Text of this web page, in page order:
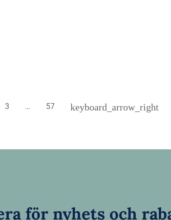
3 … 57 keyboard_arrow_right
för nyhets och